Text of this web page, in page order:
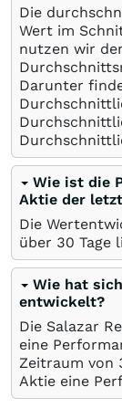
Die
Wert im
nutzen wir
Darunter
Wie ist die
Aktie der
Die
über 30 Tage
Wie hat
entwickelt?
Die Salazar
eine
Zeitraum von
Aktie eine